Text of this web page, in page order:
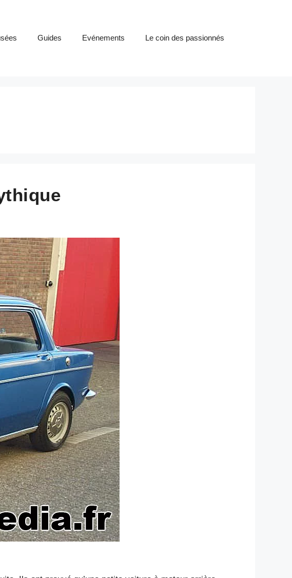
Guides Evénements Le coin des passionnés